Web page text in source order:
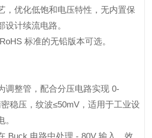
，优化低饱和电压特性，无内置保
设计续流电路。
标准的无铅版本可选。
调整管，配合分压电路实现 0-
稳压，纹波≤50mV，适用于工业设